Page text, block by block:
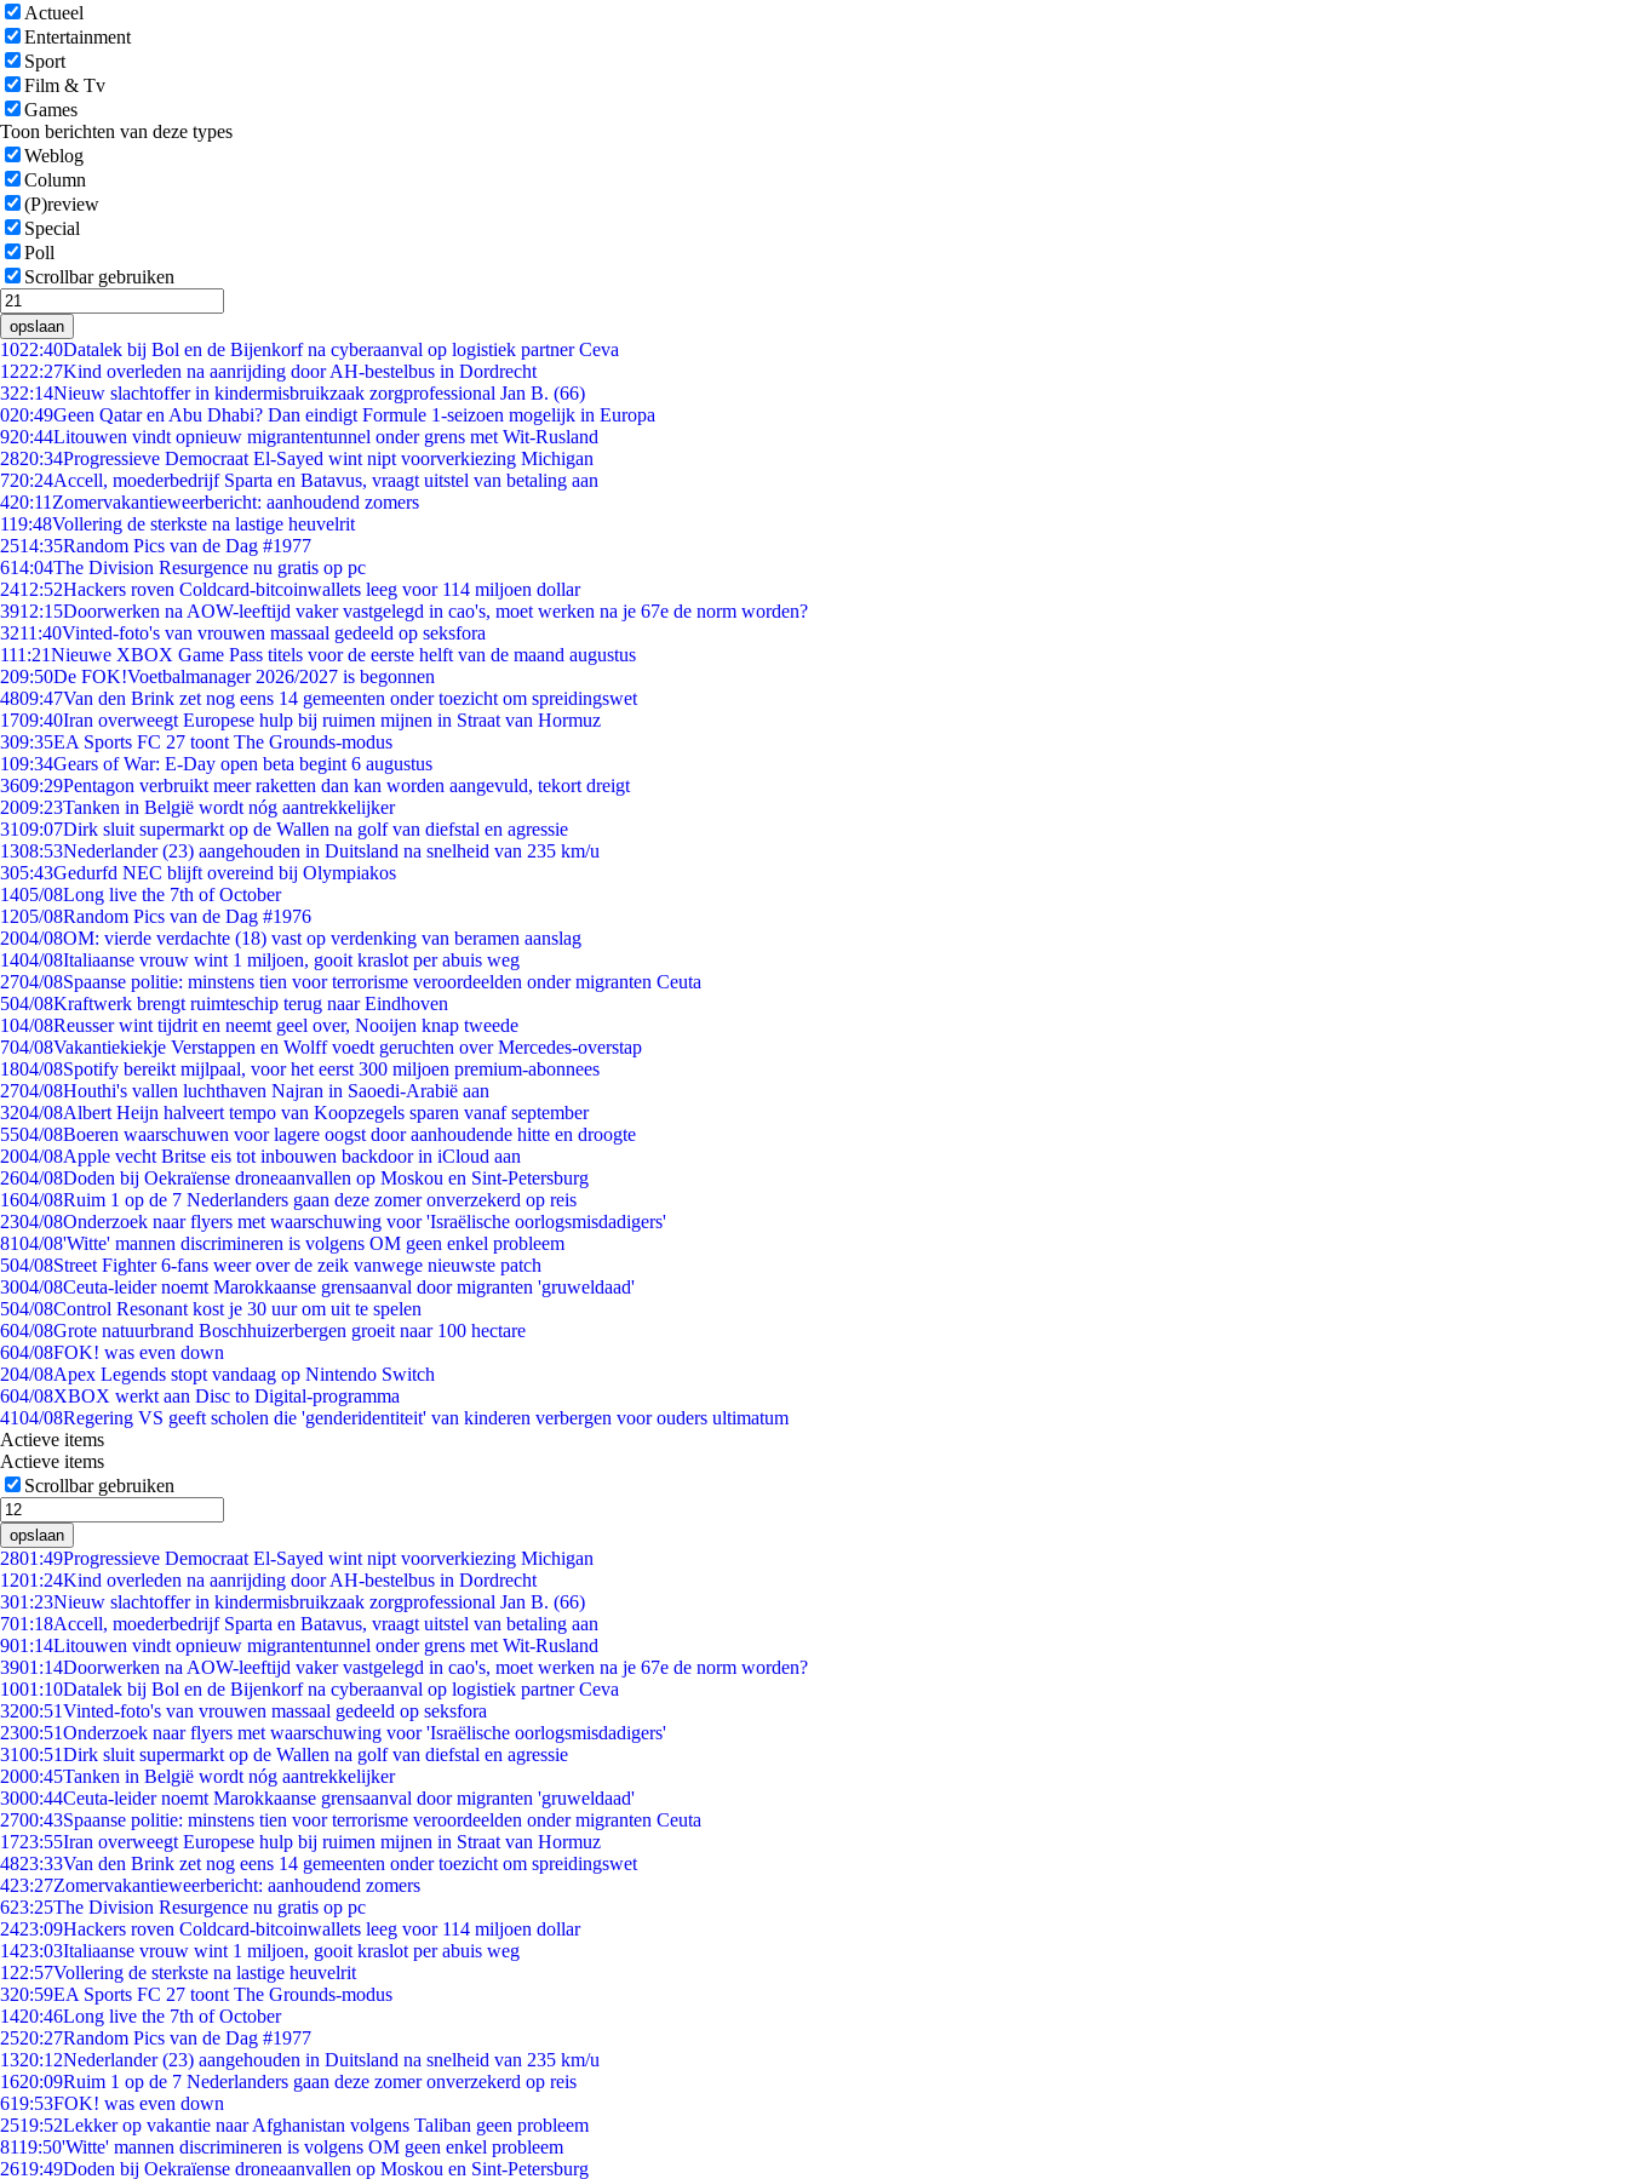
Actueel
Entertainment
Sport
Film & Tv
Games
Toon berichten van deze types
Weblog
Column
(P)review
Special
Poll
Scrollbar gebruiken
opslaan
1022:40Datalek bij Bol en de Bijenkorf na cyberaanval op logistiek partner Ceva
1222:27Kind overleden na aanrijding door AH-bestelbus in Dordrecht
322:14Nieuw slachtoffer in kindermisbruikzaak zorgprofessional Jan B. (66)
020:49Geen Qatar en Abu Dhabi? Dan eindigt Formule 1-seizoen mogelijk in Europa
920:44Litouwen vindt opnieuw migrantentunnel onder grens met Wit-Rusland
2820:34Progressieve Democraat El-Sayed wint nipt voorverkiezing Michigan
720:24Accell, moederbedrijf Sparta en Batavus, vraagt uitstel van betaling aan
420:11 Zomervakantieweerbericht: aanhoudend zomers
119:48Vollering de sterkste na lastige heuvelrit
2514:35Random Pics van de Dag #1977
614:04The Division Resurgence nu gratis op pc
2412:52Hackers roven Coldcard-bitcoinwallets leeg voor 114 miljoen dollar
3912:15Doorwerken na AOW-leeftijd vaker vastgelegd in cao's, moet werken na je 67e de norm worden?
3211:40Vinted-foto's van vrouwen massaal gedeeld op seksfora
111:21Nieuwe XBOX Game Pass titels voor de eerste helft van de maand augustus
209:50De FOK!Voetbalmanager 2026/2027 is begonnen
4809:47Van den Brink zet nog eens 14 gemeenten onder toezicht om spreidingswet
1709:40Iran overweegt Europese hulp bij ruimen mijnen in Straat van Hormuz
309:35EA Sports FC 27 toont The Grounds-modus
109:34Gears of War: E-Day open beta begint 6 augustus
3609:29Pentagon verbruikt meer raketten dan kan worden aangevuld, tekort dreigt
2009:23Tanken in België wordt nóg aantrekkelijker
3109:07Dirk sluit supermarkt op de Wallen na golf van diefstal en agressie
1308:53Nederlander (23) aangehouden in Duitsland na snelheid van 235 km/u
305:43Gedurfd NEC blijft overeind bij Olympiakos
1405/08Long live the 7th of October
1205/08Random Pics van de Dag #1976
2004/08OM: vierde verdachte (18) vast op verdenking van beramen aanslag
1404/08Italiaanse vrouw wint 1 miljoen, gooit kraslot per abuis weg
2704/08Spaanse politie: minstens tien voor terrorisme veroordeelden onder migranten Ceuta
504/08Kraftwerk brengt ruimteschip terug naar Eindhoven
104/08Reusser wint tijdrit en neemt geel over, Nooijen knap tweede
704/08Vakantiekiekje Verstappen en Wolff voedt geruchten over Mercedes-overstap
1804/08Spotify bereikt mijlpaal, voor het eerst 300 miljoen premium-abonnees
2704/08Houthi's vallen luchthaven Najran in Saoedi-Arabië aan
3204/08Albert Heijn halveert tempo van Koopzegels sparen vanaf september
5504/08Boeren waarschuwen voor lagere oogst door aanhoudende hitte en droogte
2004/08Apple vecht Britse eis tot inbouwen backdoor in iCloud aan
2604/08Doden bij Oekraïense droneaanvallen op Moskou en Sint-Petersburg
1604/08Ruim 1 op de 7 Nederlanders gaan deze zomer onverzekerd op reis
2304/08Onderzoek naar flyers met waarschuwing voor 'Israëlische oorlogsmisdadigers'
8104/08'Witte' mannen discrimineren is volgens OM geen enkel probleem
504/08Street Fighter 6-fans weer over de zeik vanwege nieuwste patch
3004/08Ceuta-leider noemt Marokkaanse grensaanval door migranten 'gruweldaad'
504/08Control Resonant kost je 30 uur om uit te spelen
604/08Grote natuurbrand Boschhuizerbergen groeit naar 100 hectare
604/08FOK! was even down
204/08Apex Legends stopt vandaag op Nintendo Switch
604/08XBOX werkt aan Disc to Digital-programma
4104/08Regering VS geeft scholen die 'genderidentiteit' van kinderen verbergen voor ouders ultimatum
Actieve items
Actieve items
Scrollbar gebruiken
opslaan
2801:49Progressieve Democraat El-Sayed wint nipt voorverkiezing Michigan
1201:24Kind overleden na aanrijding door AH-bestelbus in Dordrecht
301:23Nieuw slachtoffer in kindermisbruikzaak zorgprofessional Jan B. (66)
701:18Accell, moederbedrijf Sparta en Batavus, vraagt uitstel van betaling aan
901:14Litouwen vindt opnieuw migrantentunnel onder grens met Wit-Rusland
3901:14Doorwerken na AOW-leeftijd vaker vastgelegd in cao's, moet werken na je 67e de norm worden?
1001:10Datalek bij Bol en de Bijenkorf na cyberaanval op logistiek partner Ceva
3200:51Vinted-foto's van vrouwen massaal gedeeld op seksfora
2300:51Onderzoek naar flyers met waarschuwing voor 'Israëlische oorlogsmisdadigers'
3100:51Dirk sluit supermarkt op de Wallen na golf van diefstal en agressie
2000:45Tanken in België wordt nóg aantrekkelijker
3000:44Ceuta-leider noemt Marokkaanse grensaanval door migranten 'gruweldaad'
2700:43Spaanse politie: minstens tien voor terrorisme veroordeelden onder migranten Ceuta
1723:55Iran overweegt Europese hulp bij ruimen mijnen in Straat van Hormuz
4823:33Van den Brink zet nog eens 14 gemeenten onder toezicht om spreidingswet
423:27Zomervakantieweerbericht: aanhoudend zomers
623:25The Division Resurgence nu gratis op pc
2423:09Hackers roven Coldcard-bitcoinwallets leeg voor 114 miljoen dollar
1423:03Italiaanse vrouw wint 1 miljoen, gooit kraslot per abuis weg
1 22:57Vollering de sterkste na lastige heuvelrit
320:59EA Sports FC 27 toont The Grounds-modus
1420:46Long live the 7th of October
2520:27Random Pics van de Dag #1977
1320:12Nederlander (23) aangehouden in Duitsland na snelheid van 235 km/u
1620:09Ruim 1 op de 7 Nederlanders gaan deze zomer onverzekerd op reis
619:53FOK! was even down
2519:52Lekker op vakantie naar Afghanistan volgens Taliban geen probleem
8119:50'Witte' mannen discrimineren is volgens OM geen enkel probleem
2619:49Doden bij Oekraïense droneaanvallen op Moskou en Sint-Petersburg